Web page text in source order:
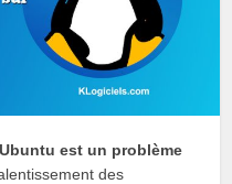
est un problème
des